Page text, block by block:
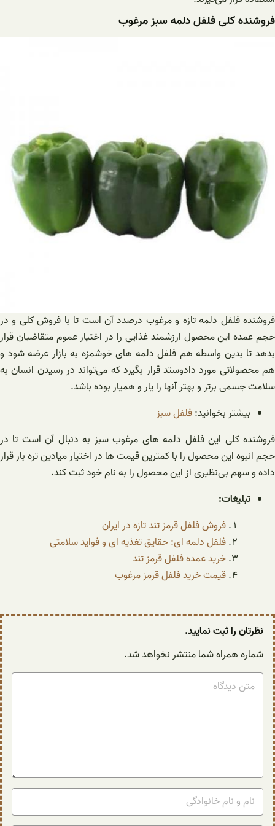
فروشنده کلی فلفل دلمه سبز مرغوب
فروشنده فلفل دلمه تازه و مرغوب درصدد آن است تا با فروش کلی و در
حجم عمده این محصول ارزشمند غذایی را در اختیار عموم متقاضیان قرار
بدهد تا بدین واسطه هم فلفل دلمه های خوشمزه به بازار عرضه شود و
هم محصولاتی مورد دادوستد قرار بگیرد که می‌تواند در رسیدن انسان به
سلامت جسمی برتر و بهتر آنها را یار و همیار بوده باشد.
بیشتر بخوانید:فلفل سبز
فروشنده کلی این فلفل دلمه های مرغوب سبز به دنبال آن است تا در
حجم انبوه این محصول را با کمترین قیمت ها در اختیار میادین تره بار قرار
داده و سهم بی‌نظیری از این محصول را به نام خود ثبت کند.
تبلیغات:
فروش فلفل قرمز تند تازه در ایران
فلفل دلمه ای: حقایق تغذیه ای و فواید سلامتی
خرید عمده فلفل قرمز تند
قیمت خرید فلفل قرمز مرغوب
نظرتان را ثبت نمایید.
شماره همراه شما منتشر نخواهد شد.